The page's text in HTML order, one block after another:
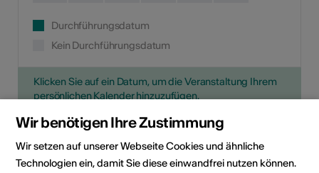
Durchführungsdatum
Kein Durchführungsdatum
Klicken Sie auf ein Datum, um die Veranstaltung Ihrem
persönlichen Kalender hinzuzufügen.
Eventinformationen
Wir benötigen Ihre Zustimmung
Wir setzen auf unserer Webseite Cookies und ähnliche
Technologien ein, damit Sie diese einwandfrei nutzen können.